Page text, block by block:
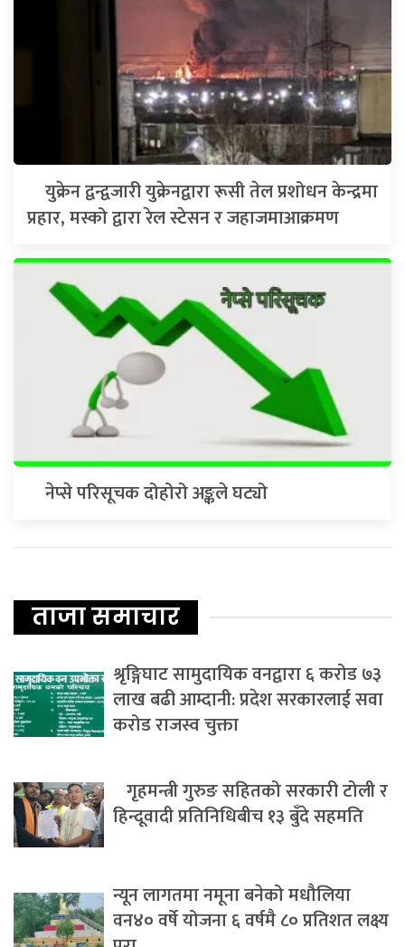
युक्रेन द्वन्द्वजारी युक्रेनद्वारा रूसी तेल प्रशोधन केन्द्रमा
प्रहार, मस्को द्वारा रेल स्टेसन र जहाजमाआक्रमण
नेप्से परिसूचक दोहोरो अङ्कले घट्यो
ताजा समाचार
श्रृङ्गिघाट सामुदायिक वनद्वारा ६ करोड ७३
लाख बढी आम्दानी: प्रदेश सरकारलाई सवा
करोड राजस्व चुक्ता
गृहमन्त्री गुरुङ सहितको सरकारी टोली र
हिन्दूवादी प्रतिनिधिबीच १३ बुँदे सहमति
न्यून लागतमा नमूना बनेको मधौलिया
वन४० वर्षे योजना ६ वर्षमै ८० प्रतिशत लक्ष्य